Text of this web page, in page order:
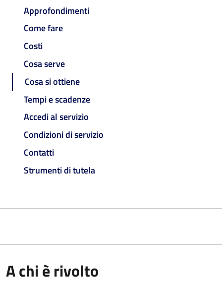
Approfondimenti
Come fare
Costi
Cosa serve
Cosa si ottiene
Tempi e scadenze
Accedi al servizio
Condizioni di servizio
Contatti
Strumenti di tutela
A chi è rivolto